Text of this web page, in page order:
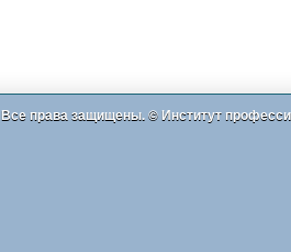
Все права защищены. ©Институт